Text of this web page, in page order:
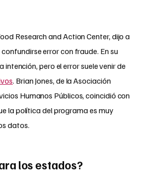
Research and Action Center, dijo a
error con fraude. En su
intención, pero el error suele venir de
. Brian Jones, de la Asociación
Humanos Públicos, coincidió con
la política del programa es muy
datos.
los estados?